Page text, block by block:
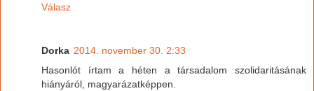
Válasz
Dorka 2014. november 30. 2:33
Hasonlót írtam a héten a társadalom szolidaritásának
hiányáról, magyarázatképpen.